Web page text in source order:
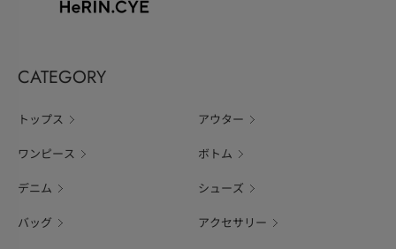
CATEGORY
トップス アウター
ワンピース ボトム
デニム シューズ
バッグ アクセサリー